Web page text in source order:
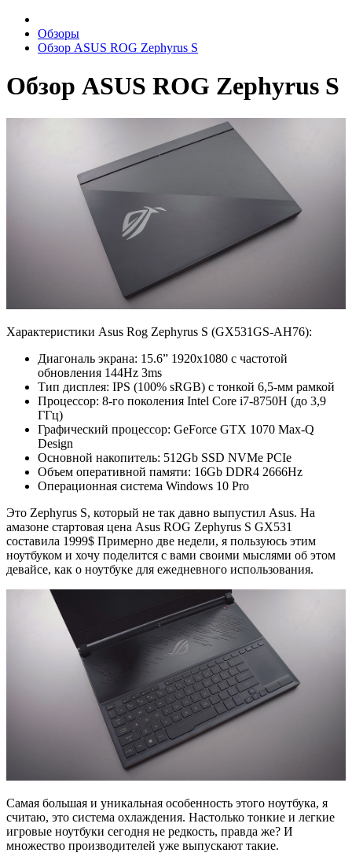
Обзоры
Обзор ASUS ROG Zephyrus S
Обзор ASUS ROG Zephyrus S
Характеристики Asus Rog Zephyrus S (GX531GS-AH76):
Диагональ экрана: 15.6” 1920x1080 с частотой
обновления 144Hz 3ms
Тип дисплея: IPS (100% sRGB) с тонкой 6,5-мм рамкой
Процессор: 8-го поколения Intel Core i7-8750H (до 3,9
ГГц)
Графический процессор: GeForce GTX 1070 Max-Q
Design
Основной накопитель: 512Gb SSD NVMe PCIe
Объем оперативной памяти: 16Gb DDR4 2666Hz
Операционная система Windows 10 Pro
Это Zephyrus S, который не так давно выпустил Asus. На
амазоне стартовая цена Asus ROG Zephyrus S GX531
составила 1999$ Примерно две недели, я пользуюсь этим
ноутбуком и хочу поделится с вами своими мыслями об этом
девайсе, как о ноутбуке для ежедневного использования.
Самая большая и уникальная особенность этого ноутбука, я
считаю, это система охлаждения. Настолько тонкие и легкие
игровые ноутбуки сегодня не редкость, правда же? И
множество производителей уже выпускают такие.